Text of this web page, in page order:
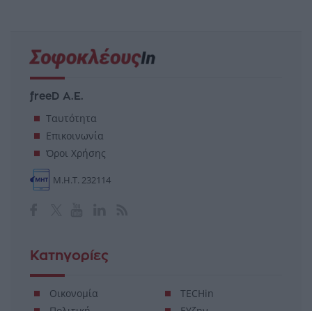
freeD Α.Ε.
Ταυτότητα
Επικοινωνία
Όροι Χρήσης
Μ.Η.Τ. 232114
Κατηγορίες
Οικονομία
TECHin